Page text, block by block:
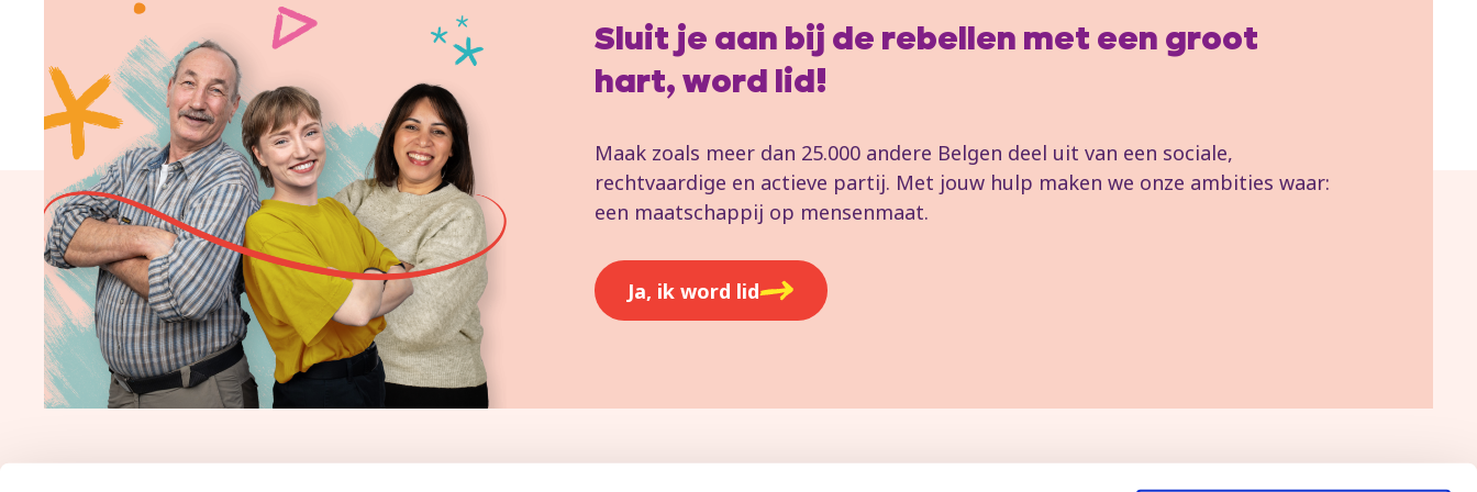
Sluit je aan bij de rebellen met een groot
hart, word lid!
Maak zoals meer dan 25.000 andere Belgen deel uit van een sociale,
rechtvaardige en actieve partij. Met jouw hulp maken we onze ambities waar:
een maatschappij op mensenmaat.
Ja, ik word lid